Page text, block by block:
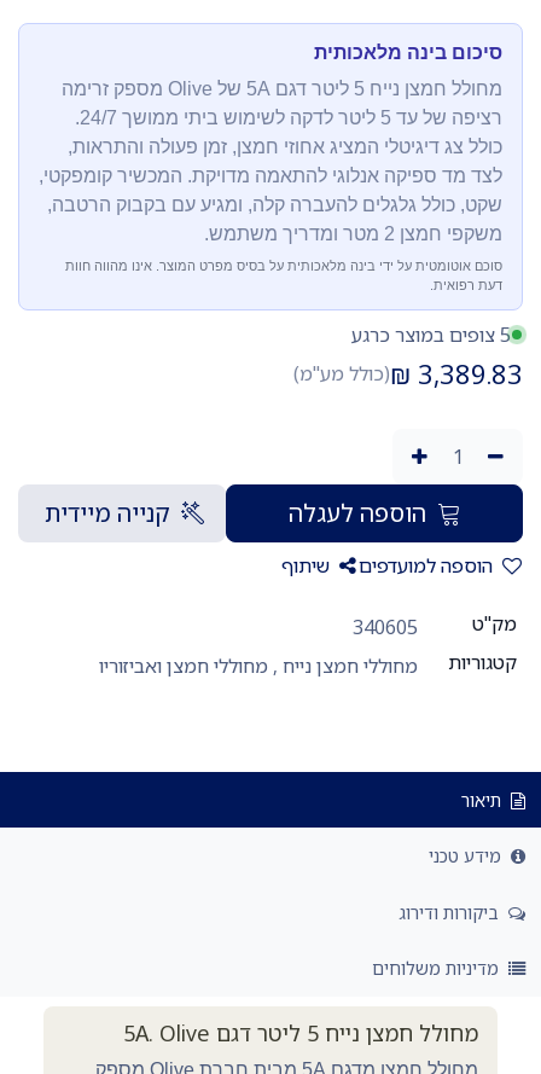
סיכום בינה מלאכותית
מחולל חמצן נייח 5 ליטר דגם 5A של Olive מספק זרימה
רציפה של עד 5 ליטר לדקה לשימוש ביתי ממושך 24/7.
כולל צג דיגיטלי המציג אחוזי חמצן, זמן פעולה והתראות,
לצד מד ספיקה אנלוגי להתאמה מדויקת. המכשיר קומפקטי,
שקט, כולל גלגלים להעברה קלה, ומגיע עם בקבוק הרטבה,
משקפי חמצן 2 מטר ומדריך משתמש.
סוכם אוטומטית על ידי בינה מלאכותית על בסיס מפרט המוצר. אינו מהווה חוות
דעת רפואית.
5 צופים במוצר כרגע
3,389.83
₪(כולל מע"מ)
הוספה לעגלה קנייה מיידית
הוספה למועדפים שיתוף
מק"ט
340605
קטגוריות
מחוללי חמצן נייח , מחוללי חמצן ואביזוריו
תיאור
מידע טכני
ביקורות ודירוג
מדיניות משלוחים
מחולל חמצן נייח 5 ליטר דגם 5A. Olive